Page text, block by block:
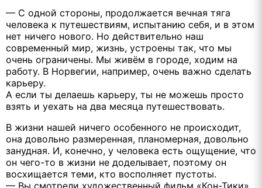
— С одной стороны, продолжается вечная тяга
человека к путешествиям, испытанию себя, и в этом
нет ничего нового. Но действительно наш
современный мир, жизнь, устроены так, что мы
очень ограничены. Мы живём в городе, ходим на
работу. В Норвегии, например, очень важно сделать
карьеру.
А если ты делаешь карьеру, ты не можешь просто
взять и уехать на два месяца путешествовать.
В жизни нашей ничего особенного не происходит,
она довольно размеренная, планомерная, довольно
занудная. И, конечно, у человека есть ощущение, что
он чего-то в жизни не доделывает, поэтому он
восхищается теми, кто восполняет пустоты.
— Вы смотрели художественный фильм «Кон-Тики»,